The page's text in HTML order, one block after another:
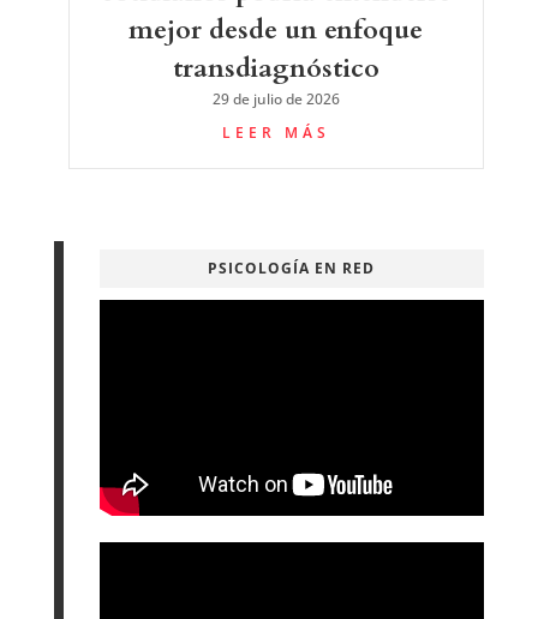
mejor desde un enfoque
transdiagnóstico
29 de julio de 2026
LEER MÁS
PSICOLOGÍA EN RED